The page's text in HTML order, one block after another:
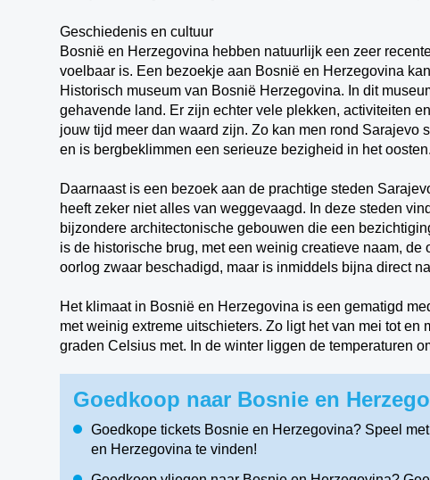
Geschiedenis en cultuur
Bosnië en Herzegovina hebben natuurlijk een zeer
voelbaar is. Een bezoekje aan Bosnië en Herzegovina
Historisch museum van Bosnië Herzegovina. In dit
gehavende land. Er zijn echter vele plekken, activiteiten
jouw tijd meer dan waard zijn. Zo kan men rond Sarajevo
en is bergbeklimmen een serieuze bezigheid in het oosten.
Daarnaast is een bezoek aan de prachtige steden
heeft zeker niet alles van weggevaagd. In deze steden
bijzondere architectonische gebouwen die een
is de historische brug, met een weinig creatieve naam,
oorlog zwaar beschadigd, maar is inmiddels bijna direct
Het klimaat in Bosnië en Herzegovina is een gematigd
met weinig extreme uitschieters. Zo ligt het van mei tot en
graden Celsius met. In de winter liggen de temperaturen
Goedkoop naar Bosnie en
Goedkope tickets Bosnie en Herzegovina? Speel
en Herzegovina te vinden!